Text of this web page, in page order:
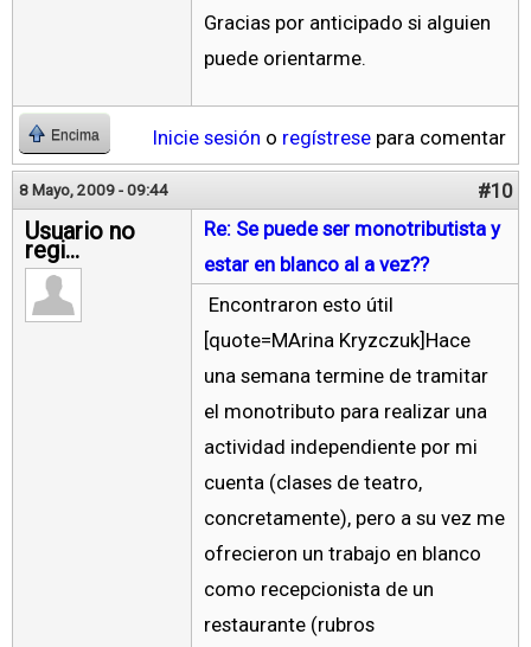
Gracias por anticipado si alguien
puede orientarme.
Encima Inicie sesión o regístrese para comentar
8 Mayo, 2009 - 09:44 #10
Usuario no
regi...
Re: Se puede ser monotributista y
estar en blanco al a vez??
Encontraron esto útil
[quote=MArina Kryzczuk]Hace
una semana termine de tramitar
el monotributo para realizar una
actividad independiente por mi
cuenta (clases de teatro,
concretamente), pero a su vez me
ofrecieron un trabajo en blanco
como recepcionista de un
restaurante (rubros